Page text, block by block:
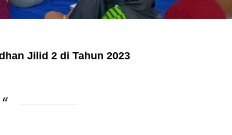
Jilid 2 di Tahun 2023
terjatuh di truk lalu di sengat kabil optic
meninggal di tempat.